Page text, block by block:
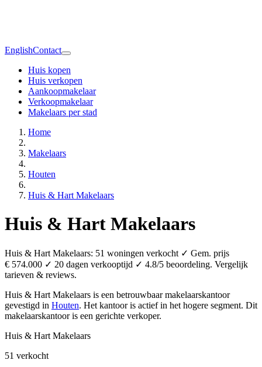
EnglishContact
Huis kopen
Huis verkopen
Aankoopmakelaar
Verkoopmakelaar
Makelaars per stad
Home
Makelaars
Houten
Huis & Hart Makelaars
Huis & Hart Makelaars
Huis & Hart Makelaars: 51 woningen verkocht ✓ Gem. prijs
€ 574.000 ✓ 20 dagen verkooptijd ✓ 4.8/5 beoordeling. Vergelijk
tarieven & reviews.
Huis & Hart Makelaars is een betrouwbaar makelaarskantoor
gevestigd in Houten. Het kantoor is actief in het hogere segment. Dit
makelaarskantoor is een gerichte verkoper.
Huis & Hart Makelaars
51 verkocht